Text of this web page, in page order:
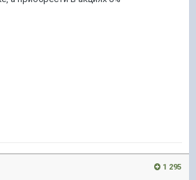
1 295